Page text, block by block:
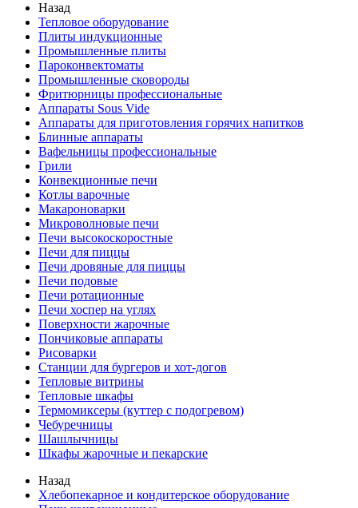
Назад
Тепловое оборудование
Плиты индукционные
Промышленные плиты
Пароконвектоматы
Промышленные сковороды
Фритюрницы профессиональные
Аппараты Sous Vide
Аппараты для приготовления горячих напитков
Блинные аппараты
Вафельницы профессиональные
Грили
Конвекционные печи
Котлы варочные
Макароноварки
Микроволновые печи
Печи высокоскоростные
Печи для пиццы
Печи дровяные для пиццы
Печи подовые
Печи ротационные
Печи хоспер на углях
Поверхности жарочные
Пончиковые аппараты
Рисоварки
Станции для бургеров и хот-догов
Тепловые витрины
Тепловые шкафы
Термомиксеры (куттер с подогревом)
Чебуречницы
Шашлычницы
Шкафы жарочные и пекарские
Назад
Хлебопекарное и кондитерское оборудование